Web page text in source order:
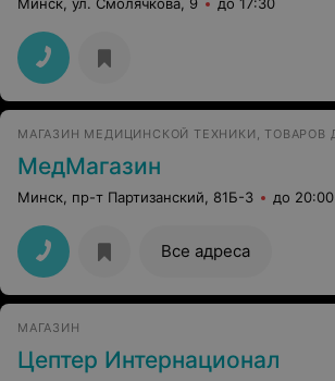
МедМагазин
Минск, пр-т Партизанский, 81Б-3 до 20:00
Все адреса
МАГАЗИН
Цептер Интернационал